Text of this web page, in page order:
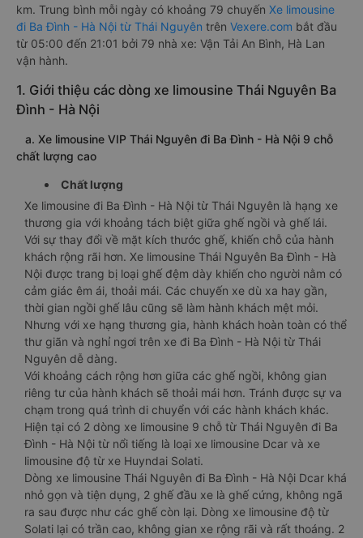
km. Trung bình mỗi ngày có khoảng 79 chuyến Xe limousine
đi Ba Đình - Hà Nội từ Thái Nguyên trên Vexere.com bắt đầu
từ 05:00 đến 21:01 bởi 79 nhà xe: Vận Tải An Bình, Hà Lan
vận hành.
1. Giới thiệu các dòng xe limousine Thái Nguyên Ba
Đình - Hà Nội
a. Xe limousine VIP Thái Nguyên đi Ba Đình - Hà Nội 9 chỗ
chất lượng cao
Chất lượng
Xe limousine đi Ba Đình - Hà Nội từ Thái Nguyên là hạng xe
thương gia với khoảng tách biệt giữa ghế ngồi và ghế lái.
Với sự thay đổi về mặt kích thước ghế, khiến chỗ của hành
khách rộng rãi hơn. Xe limousine Thái Nguyên Ba Đình - Hà
Nội được trang bị loại ghế đệm dày khiến cho người nằm có
cảm giác êm ái, thoải mái. Các chuyến xe dù xa hay gần,
thời gian ngồi ghế lâu cũng sẽ làm hành khách mệt mỏi.
Nhưng với xe hạng thương gia, hành khách hoàn toàn có thể
thư giãn và nghỉ ngơi trên xe đi Ba Đình - Hà Nội từ Thái
Nguyên dễ dàng.
Với khoảng cách rộng hơn giữa các ghế ngồi, không gian
riêng tư của hành khách sẽ thoải mái hơn. Tránh được sự va
chạm trong quá trình di chuyển với các hành khách khác.
Hiện tại có 2 dòng xe limousine 9 chỗ từ Thái Nguyên đi Ba
Đình - Hà Nội từ nổi tiếng là loại xe limousine Dcar và xe
limousine độ từ xe Huyndai Solati.
Dòng xe limousine Thái Nguyên đi Ba Đình - Hà Nội Dcar khá
nhỏ gọn và tiện dụng, 2 ghế đầu xe là ghế cứng, không ngã
ra sau được như các ghế còn lại. Dòng xe limousine độ từ
Solati lại có trần cao, không gian xe rộng rãi và rất thoáng. 2